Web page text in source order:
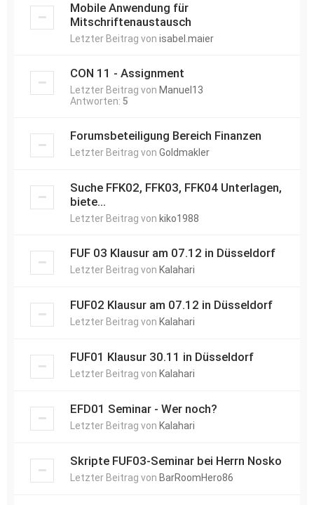
Mobile Anwendung für
Mitschriftenaustausch
Letzter Beitrag von isabel.maier
CON 11 - Assignment
Letzter Beitrag von Manuel13
Antworten: 5
Forumsbeteiligung Bereich Finanzen
Letzter Beitrag von Goldmakler
Suche FFK02, FFK03, FFK04 Unterlagen,
biete...
Letzter Beitrag von kiko1988
FUF 03 Klausur am 07.12 in Düsseldorf
Letzter Beitrag von Kalahari
FUF02 Klausur am 07.12 in Düsseldorf
Letzter Beitrag von Kalahari
FUF01 Klausur 30.11 in Düsseldorf
Letzter Beitrag von Kalahari
EFD01 Seminar - Wer noch?
Letzter Beitrag von Kalahari
Skripte FUF03-Seminar bei Herrn Nosko
Letzter Beitrag von BarRoomHero86